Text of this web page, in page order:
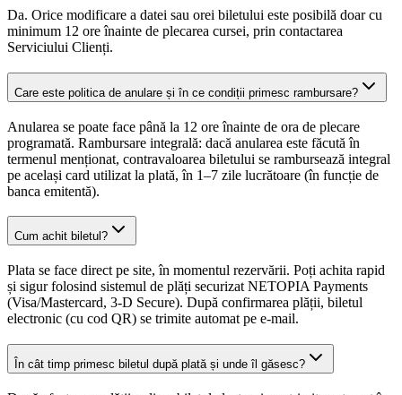
Da. Orice modificare a datei sau orei biletului este posibilă doar cu
minimum 12 ore înainte de plecarea cursei, prin contactarea
Serviciului Clienți.
Care este politica de anulare și în ce condiții primesc rambursare?
Anularea se poate face până la 12 ore înainte de ora de plecare
programată. Rambursare integrală: dacă anularea este făcută în
termenul menționat, contravaloarea biletului se rambursează integral
pe același card utilizat la plată, în 1–7 zile lucrătoare (în funcție de
banca emitentă).
Cum achit biletul?
Plata se face direct pe site, în momentul rezervării. Poți achita rapid
și sigur folosind sistemul de plăți securizat NETOPIA Payments
(Visa/Mastercard, 3-D Secure). După confirmarea plății, biletul
electronic (cu cod QR) se trimite automat pe e-mail.
În cât timp primesc biletul după plată și unde îl găsesc?